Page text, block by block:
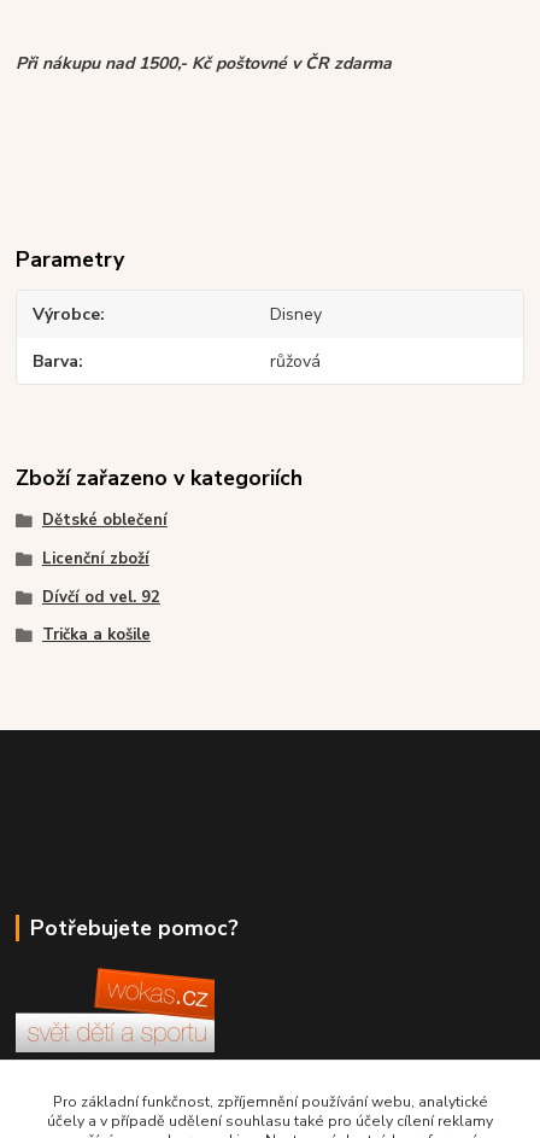
Při nákupu nad 1500,- Kč poštovné v ČR zdarma
Parametry
Výrobce Disney
Barva růžová
Zboží zařazeno v kategoriích
Dětské oblečení
Licenční zboží
Dívčí od vel. 92
Trička a košile
Potřebujete pomoc?
+420 380 830 198
Pro základní funkčnost, zpříjemnění používání webu, analytické
účely a v případě udělení souhlasu také pro účely cílení reklamy